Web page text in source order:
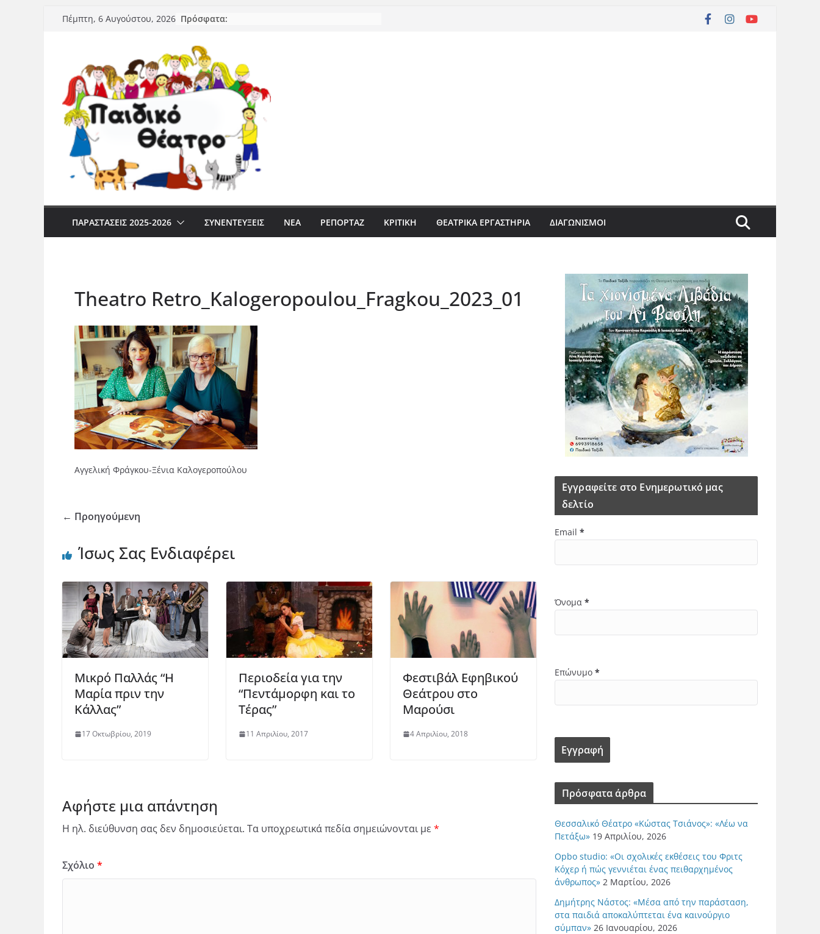
Μετάβαση
Πέμπτη, 6 Αυγούστου, 2026 Πρόσφατα:
ΠΑΡΑΣΤΆΣΕΙΣ 2025-2026 ΣΥΝΕΝΤΕΥΞΕΙΣ ΝΈΑ ΡΕΠΟΡΤΆΖ ΚΡΙΤΙΚΗ ΘΕΑΤΡΙΚΑ ΕΡΓΑΣΤΗΡΙΑ ΔΙΑΓΩΝΙΣΜΟΙ
Theatro Retro_Kalogeropoulou_Fragkou_2023_01
Αγγελική Φράγκου-Ξένια Καλογεροπούλου
← Προηγούμενη
Ίσως Σας Ενδιαφέρει
Μικρό Παλλάς “Η
Μαρία πριν την
Κάλλας”
17 Οκτωβρίου, 2019
Περιοδεία για την
“Πεντάμορφη και το
Τέρας”
11 Απριλίου, 2017
Φεστιβάλ Εφηβικού
Θεάτρου στο
Μαρούσι
4 Απριλίου, 2018
Αφήστε μια απάντηση
Η ηλ. διεύθυνση σας δεν δημοσιεύεται. Τα υποχρεωτικά πεδία σημειώνονται με *
Σχόλιο *
Εγγραφείτε στο Ενημερωτικό μας
δελτίο
Email *
Όνομα *
Επώνυμο *
Πρόσφατα άρθρα
Θεσσαλικό Θέατρο «Κώστας Τσιάνος»: «Λέω να
Πετάξω» 19 Απριλίου, 2026
Opbo studio: «Οι σχολικές εκθέσεις του Φριτς
Κόχερ ή πώς γεννιέται ένας πειθαρχημένος
άνθρωπος» 2 Μαρτίου, 2026
Δημήτρης Νάστος: «Μέσα από την παράσταση,
στα παιδιά αποκαλύπτεται ένα καινούργιο
σύμπαν» 26 Ιανουαρίου, 2026